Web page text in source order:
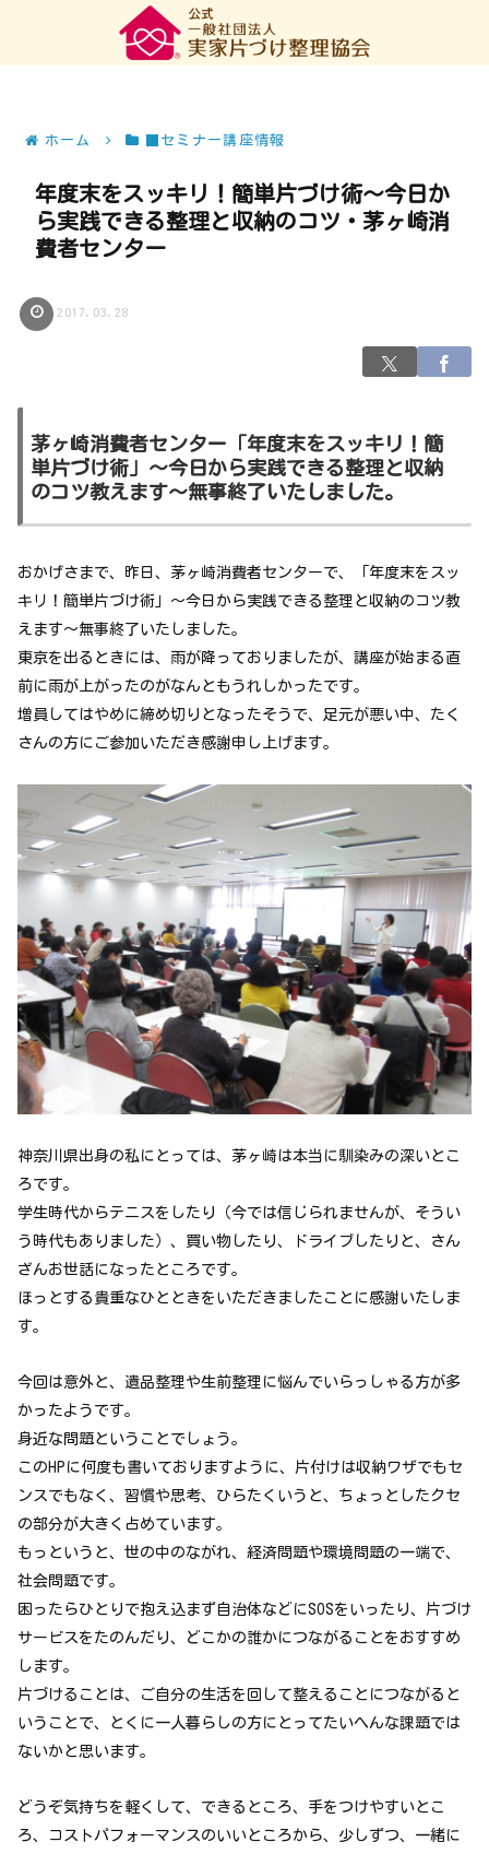
ホーム ■セミナー講座情報
年度末をスッキリ！簡単片づけ術～今日か
ら実践できる整理と収納のコツ・茅ヶ崎消
費者センター
2017.03.28
茅ヶ崎消費者センター「年度末をスッキリ！簡
単片づけ術」～今日から実践できる整理と収納
のコツ教えます～無事終了いたしました。
おかげさまで、昨日、茅ヶ崎消費者センターで、「年度末をスッ
キリ！簡単片づけ術」～今日から実践できる整理と収納のコツ教
えます～無事終了いたしました。
東京を出るときには、雨が降っておりましたが、講座が始まる直
前に雨が上がったのがなんともうれしかったです。
増員してはやめに締め切りとなったそうで、足元が悪い中、たく
さんの方にご参加いただき感謝申し上げます。
神奈川県出身の私にとっては、茅ヶ崎は本当に馴染みの深いとこ
ろです。
学生時代からテニスをしたり（今では信じられませんが、そうい
う時代もありました）、買い物したり、ドライブしたりと、さん
ざんお世話になったところです。
ほっとする貴重なひとときをいただきましたことに感謝いたしま
す。
今回は意外と、遺品整理や生前整理に悩んでいらっしゃる方が多
かったようです。
身近な問題ということでしょう。
このHPに何度も書いておりますように、片付けは収納ワザでもセ
ンスでもなく、習慣や思考、ひらたくいうと、ちょっとしたクセ
の部分が大きく占めています。
もっというと、世の中のながれ、経済問題や環境問題の一端で、
社会問題です。
困ったらひとりで抱え込まず自治体などにSOSをいったり、片づけ
サービスをたのんだり、どこかの誰かにつながることをおすすめ
します。
片づけることは、ご自分の生活を回して整えることにつながると
いうことで、とくに一人暮らしの方にとってたいへんな課題では
ないかと思います。
どうぞ気持ちを軽くして、できるところ、手をつけやすいとこ
ろ、コストパフォーマンスのいいところから、少しずつ、一緒に